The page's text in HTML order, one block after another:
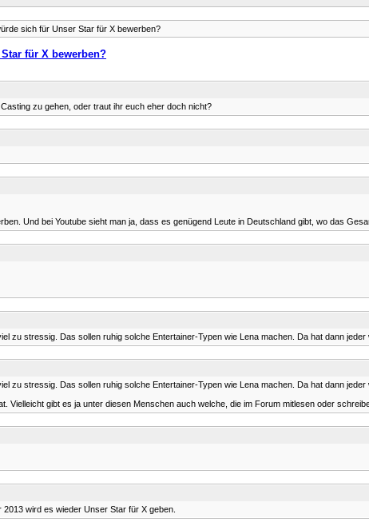
sich für Unser Star für X bewerben?
für X bewerben?
zu gehen, oder traut ihr euch eher doch nicht?
Und bei Youtube sieht man ja, dass es genügend Leute in Deutschland gibt, wo das
zu stressig. Das sollen ruhig solche Entertainer-Typen wie Lena machen. Da hat dann jeder
zu stressig. Das sollen ruhig solche Entertainer-Typen wie Lena machen. Da hat dann jeder
gibt es ja unter diesen Menschen auch welche, die im Forum mitlesen oder
wird es wieder Unser Star für X geben.